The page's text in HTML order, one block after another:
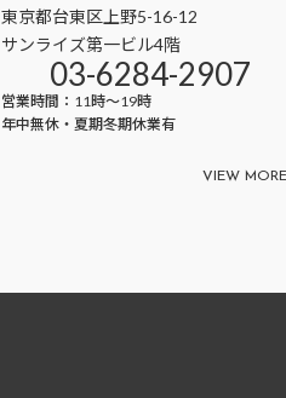
東京都台東区上野5-16-12
サンライズ第一ビル4階
03-6284-2907
営業時間：11時～19時
年中無休・夏期冬期休業有